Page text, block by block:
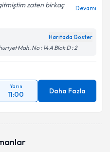
zaten birkaç
Devamı
Haritada Göster
Mah. No : 14 A Blok D : 2
Yarın
11:00 Daha Fazla